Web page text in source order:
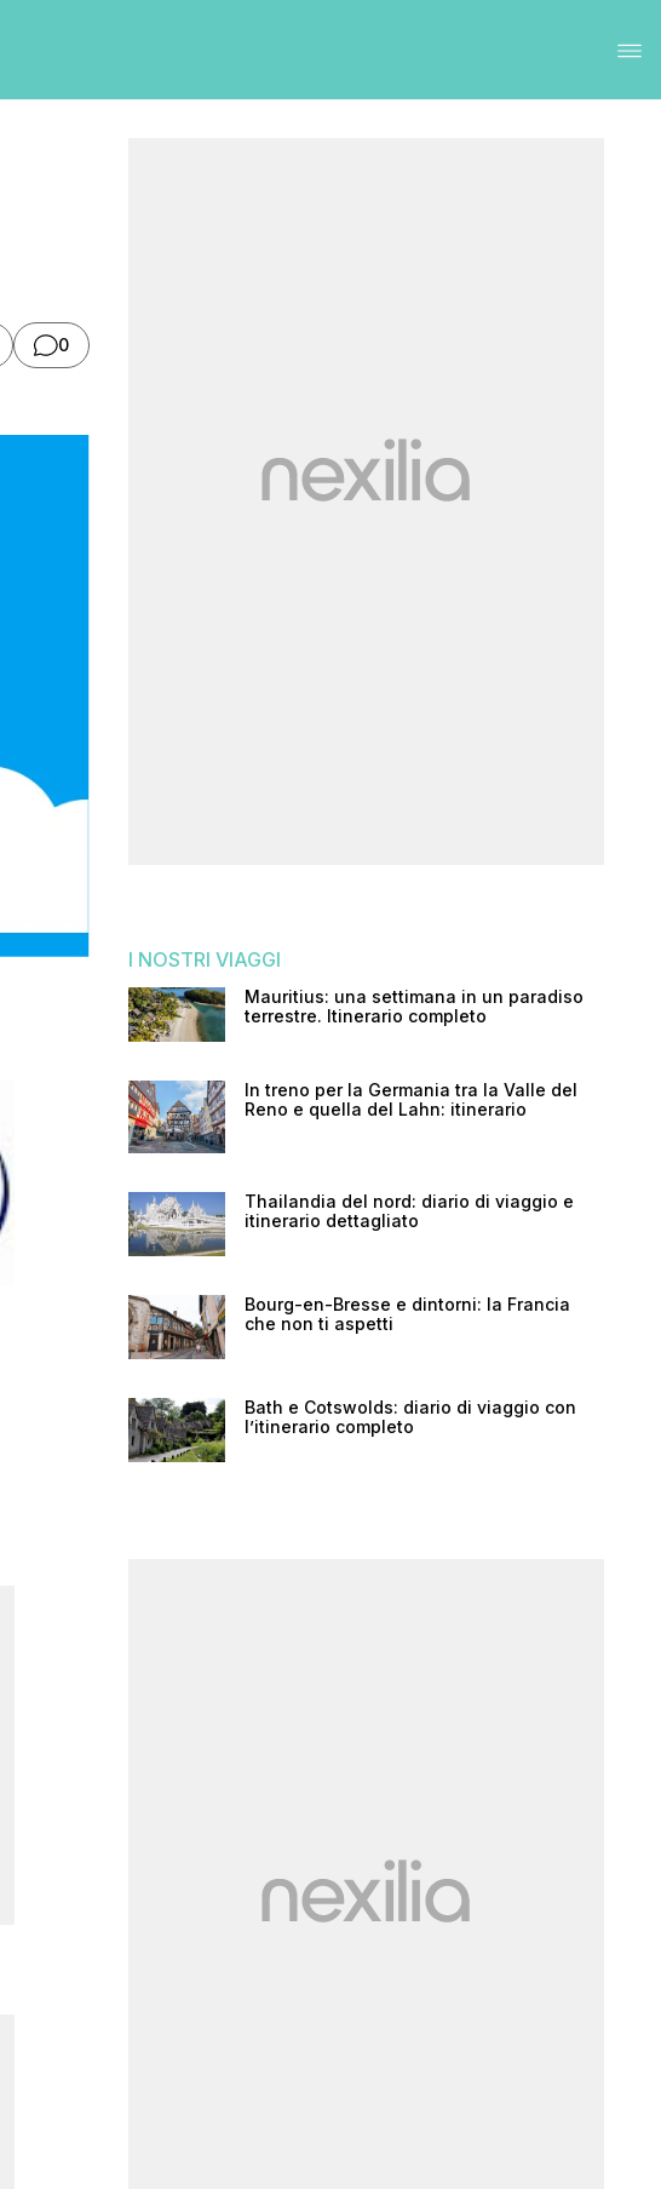
0
I NOSTRI VIAGGI
Mauritius: una settimana in un paradiso
terrestre. Itinerario completo
In treno per la Germania tra la Valle del
Reno e quella del Lahn: itinerario
Thailandia del nord: diario di viaggio e
itinerario dettagliato
Bourg-en-Bresse e dintorni: la Francia
che non ti aspetti
Bath e Cotswolds: diario di viaggio con
l’itinerario completo